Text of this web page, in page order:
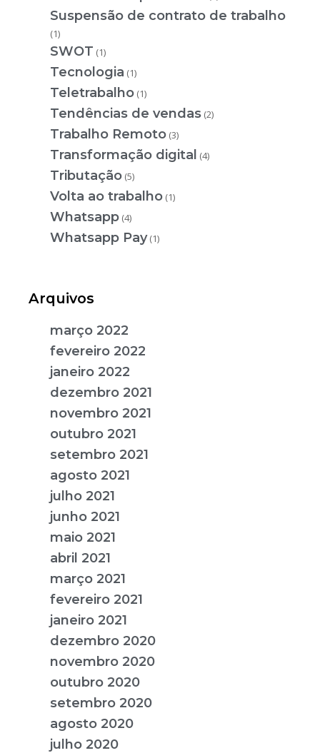
Suspensão de contrato de trabalho
(1)
SWOT (1)
Tecnologia (1)
Teletrabalho (1)
Tendências de vendas (2)
Trabalho Remoto (3)
Transformação digital (4)
Tributação (5)
Volta ao trabalho (1)
Whatsapp (4)
Whatsapp Pay (1)
Arquivos
março 2022
fevereiro 2022
janeiro 2022
dezembro 2021
novembro 2021
outubro 2021
setembro 2021
agosto 2021
julho 2021
junho 2021
maio 2021
abril 2021
março 2021
fevereiro 2021
janeiro 2021
dezembro 2020
novembro 2020
outubro 2020
setembro 2020
agosto 2020
julho 2020